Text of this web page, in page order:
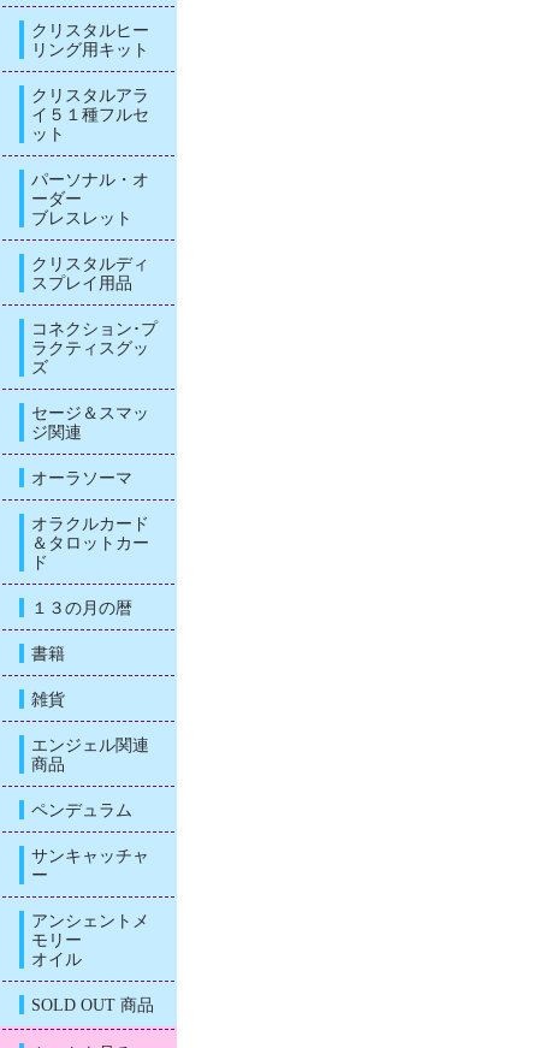
クリスタルヒー
リング用キット
クリスタルアラ
イ５１種フルセ
ット
パーソナル・オ
ーダー
ブレスレット
クリスタルディ
スプレイ用品
コネクション･プ
ラクティスグッ
ズ
セージ＆スマッ
ジ関連
オーラソーマ
オラクルカード
＆タロットカー
ド
１３の月の暦
書籍
雑貨
エンジェル関連
商品
ペンデュラム
サンキャッチャ
ー
アンシェントメ
モリー
オイル
SOLD OUT 商品